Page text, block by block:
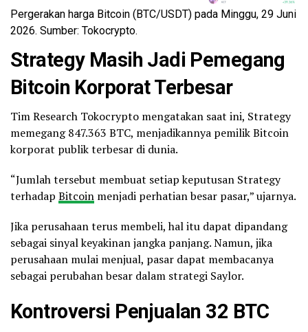
Pergerakan harga Bitcoin (BTC/USDT) pada Minggu, 29 Juni
2026. Sumber: Tokocrypto.
Strategy Masih Jadi Pemegang
Bitcoin Korporat Terbesar
Tim Research Tokocrypto mengatakan saat ini, Strategy
memegang 847.363 BTC, menjadikannya pemilik Bitcoin
korporat publik terbesar di dunia.
“Jumlah tersebut membuat setiap keputusan Strategy
terhadap Bitcoin menjadi perhatian besar pasar,” ujarnya.
Jika perusahaan terus membeli, hal itu dapat dipandang
sebagai sinyal keyakinan jangka panjang. Namun, jika
perusahaan mulai menjual, pasar dapat membacanya
sebagai perubahan besar dalam strategi Saylor.
Kontroversi Penjualan 32 BTC